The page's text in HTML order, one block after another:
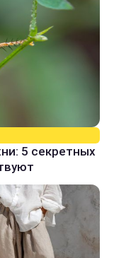
5 секретных